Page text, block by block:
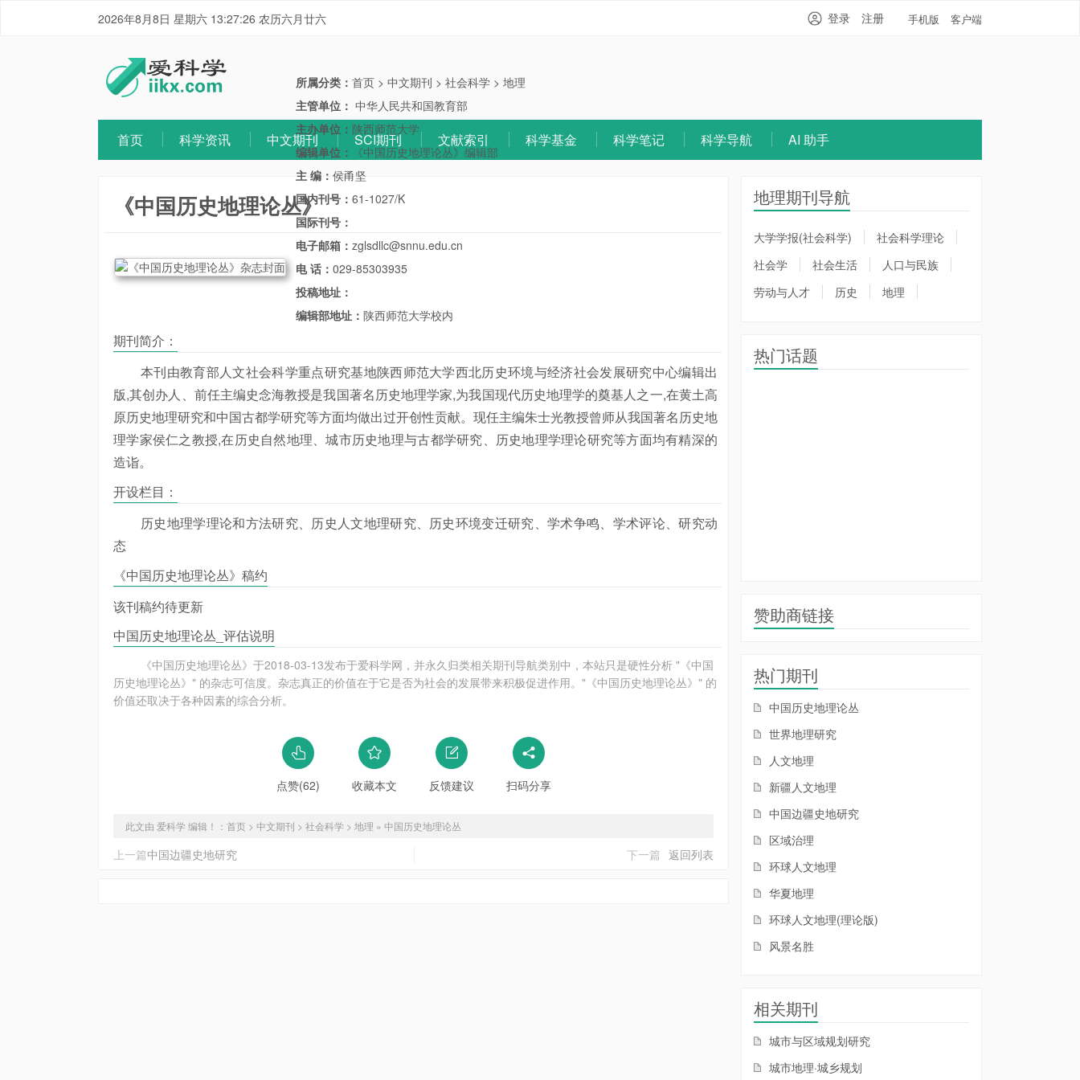
2026年8月8日 星期六 13:27:26 农历六月廿六 手机版 客户端
登录 注册
首页 科学资讯 中文期刊 SCI期刊 文献索引 科学基金 科学笔记 科学导航 AI 助手
《中国历史地理论丛》
所属分类：首页 >中文期刊 >社会科学 >地理
主管单位：中华人民共和国教育部
主办单位： 陕西师范大学
编辑单位：
《中国历史地理论丛》编辑部
主 编：侯甬坚
国内刊号：61-1027/K
国际刊号：
电子邮箱：zglsdllc@snnu.edu.cn
电 话：029-85303935
投稿地址：
编辑部地址：陕西师范大学校内
期刊简介：
本刊由教育部人文社会科学重点研究基地陕西师范大学西北历史环境与经济社会发展研究中心编辑出
版,其创办人、前任主编史念海教授是我国著名历史地理学家,为我国现代历史地理学的奠基人之一,在黄土高
原历史地理研究和中国古都学研究等方面均做出过开创性贡献。现任主编朱士光教授曾师从我国著名历史地
理学家侯仁之教授,在历史自然地理、城市历史地理与古都学研究、历史地理学理论研究等方面均有精深的
造诣。
开设栏目：
历史地理学理论和方法研究、历史人文地理研究、历史环境变迁研究、学术争鸣、学术评论、研究动
态
《中国历史地理论丛》稿约
该刊稿约待更新
中国历史地理论丛_评估说明
《中国历史地理论丛》于2018-03-13发布于爱科学网，并永久归类相关期刊导航类别中，本站只是硬性分析 "《中国
历史地理论丛》" 的杂志可信度。杂志真正的价值在于它是否为社会的发展带来积极促进作用。"《中国历史地理论丛》" 的
价值还取决于各种因素的综合分析。
点赞(62) 收藏本文 反馈建议 扫码分享
此文由 爱科学 编辑！： 首页 > 中文期刊 > 社会科学 > 地理 » 中国历史地理论丛
上一篇中国边疆史地研究 下一篇 返回列表
地理期刊导航
大学学报(社会科学)
社会科学理论
社会学
社会生活
人口与民族
劳动与人才
历史 地理
热门话题
赞助商链接
热门期刊
中国历史地理论丛
世界地理研究
人文地理
新疆人文地理
中国边疆史地研究
区域治理
环球人文地理
华夏地理
环球人文地理(理论版)
风景名胜
相关期刊
城市与区域规划研究
城市地理·城乡规划